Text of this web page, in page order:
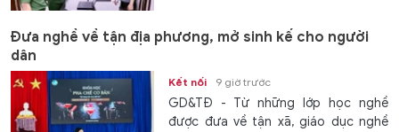
Đưa nghề về tận địa phương, mở sinh kế cho người
dân
Kết nối 9 giờ trước
GD&TĐ - Từ những lớp học nghề
được đưa về tận xã, giáo dục nghề